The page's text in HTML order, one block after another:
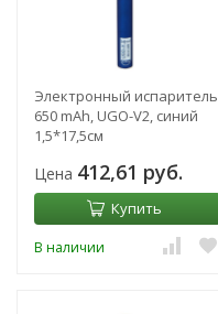
Электронный испаритель
650 mAh, UGO-V2, синий
1,5*17,5см
Цена 412,61 руб.
Купить
В наличии